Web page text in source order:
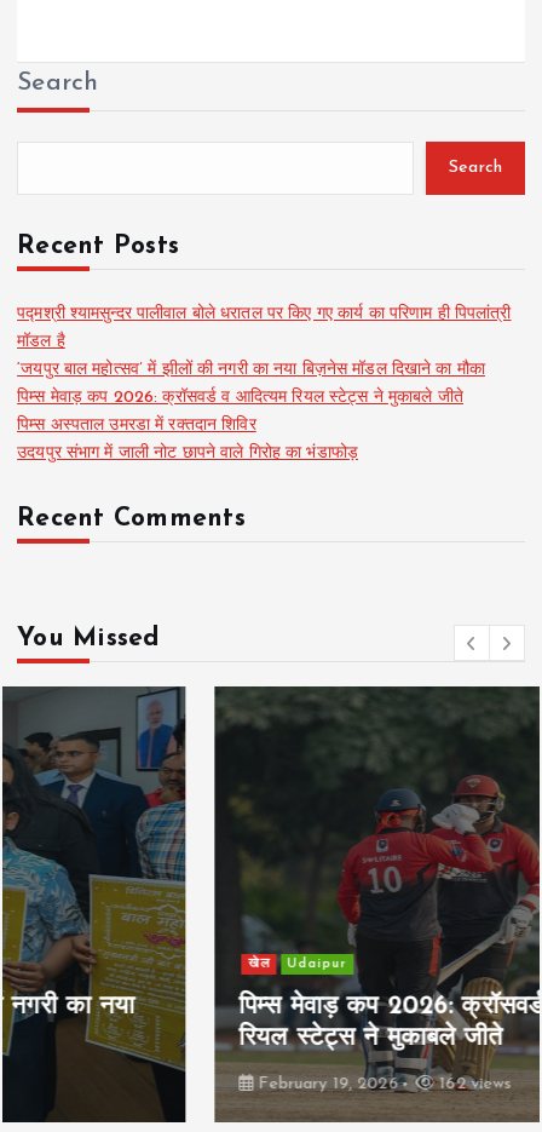
Search
Search
Recent Posts
पद्मश्री श्यामसुन्दर पालीवाल बोले धरातल पर किए गए कार्य का परिणाम ही पिपलांत्री
मॉडल है
‘जयपुर बाल महोत्सव’ में झीलों की नगरी का नया बिज़नेस मॉडल दिखाने का मौका
पिम्स मेवाड़ कप 2026: क्रॉसवर्ड व आदित्यम रियल स्टेट्स ने मुकाबले जीते
पिम्स अस्पताल उमरडा में रक्तदान शिविर
उदयपुर संभाग में जाली नोट छापने वाले गिरोह का भंडाफोड़
Recent Comments
You Missed
खेल Udaipur
पिम्स मेवाड़ कप 2026: क्रॉसवर्ड व आदित्यम
रियल स्टेट्स ने मुकाबले जीते
162 views